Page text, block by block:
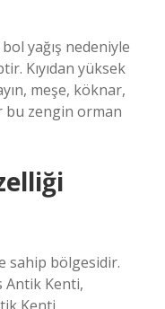
yağış nedeniyle
Kıyıdan yüksek
meşe, köknar,
bu zengin orman
sahip bölgesidir.
Antik Kenti,